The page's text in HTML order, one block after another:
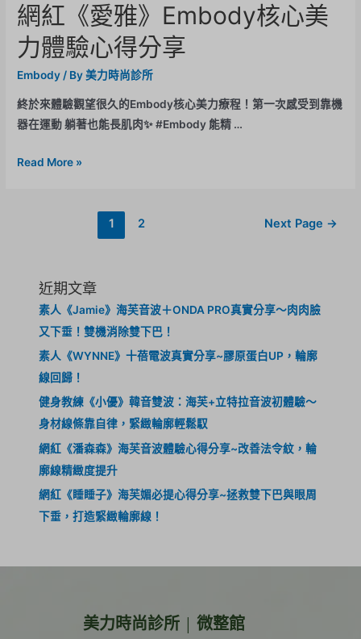
網紅《愛雅》Embody核心美
力體驗心得分享
Embody/ By美力時尚診所
終於來體驗觀望很久的Embody核心美力療程！第一次感受到靠機
器在運動 躺著也能長肌肉✨ #Embody 能精 …
Read More »
1 2 Next Page →
近期文章
素人《Jamie》海芙音波＋ONDA PRO真實分享～肉肉臉
又下垂！雙機消除雙下巴！
素人《WYNNE》十蓓電波真實分享~膠原蛋白UP，輪廓
線回歸！
健身教練《小優》韓音雙波：海芙+立特拉音波初體驗～
身材線條靠自律，緊緻輪廓輕鬆馭
網紅《潘森森》海芙音波體驗心得分享~改善法令紋，輪
廓線精緻度提升
網紅《睡睡子》海芙媚必提心得分享~拯救雙下巴與眼周
下垂，打造緊緻輪廓線！
美力時尚診所 | 微整館